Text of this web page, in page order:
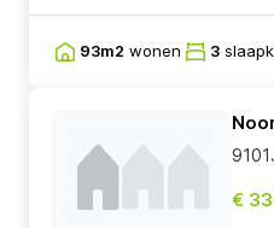
93m2 wonen 3
€